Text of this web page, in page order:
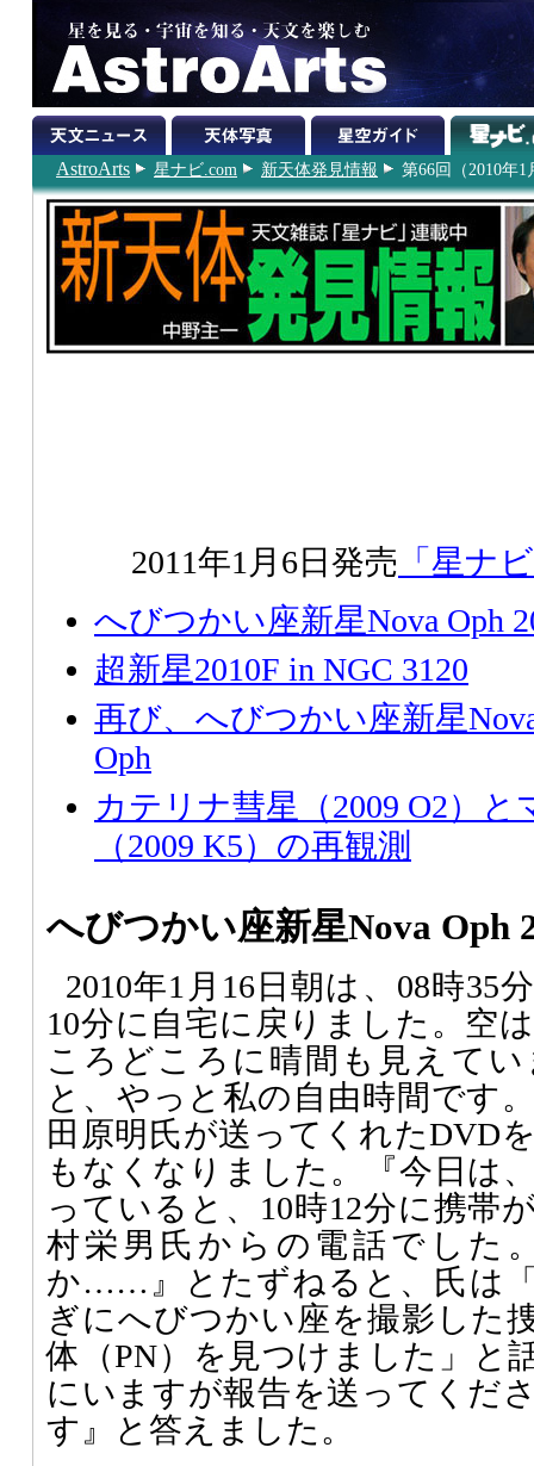
AstroArts 星ナビ.com 新天体発見情報 第66回（2010年1
2011年1月6日発売 「星ナ
へびつかい座新星Nova Oph
超新星2010F in NGC 3120
再び、へびつかい座新星
Oph
カテリナ彗星（2009 O2）
（2009 K5）の再観測
へびつかい座新星Nova Oph
2010年1月16日朝は、08時35
10分に自宅に戻りました。空
ころどころに晴間も見えて
と、やっと私の自由時間です
田原明氏が送ってくれたDVD
もなくなりました。『今日は
っていると、10時12分に携帯
村栄男氏からの電話でした
か……』とたずねると、氏は
ぎにへびつかい座を撮影した
体（PN）を見つけました」と
にいますが報告を送ってくだ
す』と答えました。